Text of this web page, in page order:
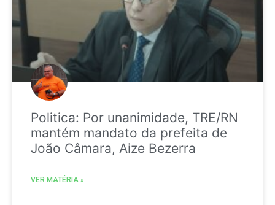
Politica: Por unanimidade, TRE/RN
mantém mandato da prefeita de
João Câmara, Aize Bezerra
VER MATÉRIA »